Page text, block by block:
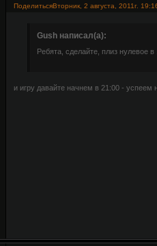
ПоделитьсяВторник, 2 августа, 2011г.
Gush написал(а):
Ребята, сделайте, плиз нулевое
и игру давайте начнем в 21:00 - успеем